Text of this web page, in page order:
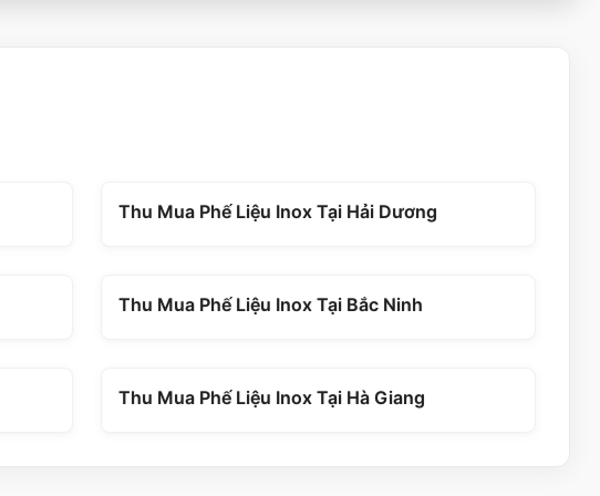
Thu Mua Phế Liệu Inox Tại Hải Dương
Thu Mua Phế Liệu Inox Tại Bắc Ninh
Thu Mua Phế Liệu Inox Tại Hà Giang